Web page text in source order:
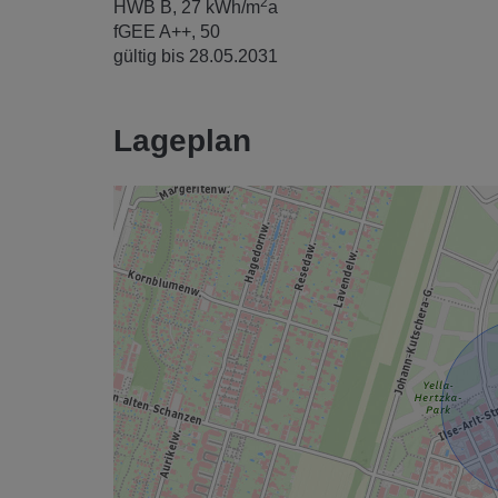
HWB B, 27 kWh/m a
fGEE A++, 50
gültig bis 28.05.2031
Lageplan